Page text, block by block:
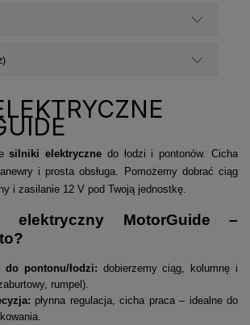
silniki elektryczne do łodzi i pontonów. Cicha
i prosta obsługa. Pomożemy dobrać ciąg
i zasilanie 12 V pod Twoją jednostkę.
elektryczny MotorGuide –
do pontonu/łodzi: dobierzemy ciąg, kolumnę i
rumpel).
płynna regulacja, cicha praca – idealne do